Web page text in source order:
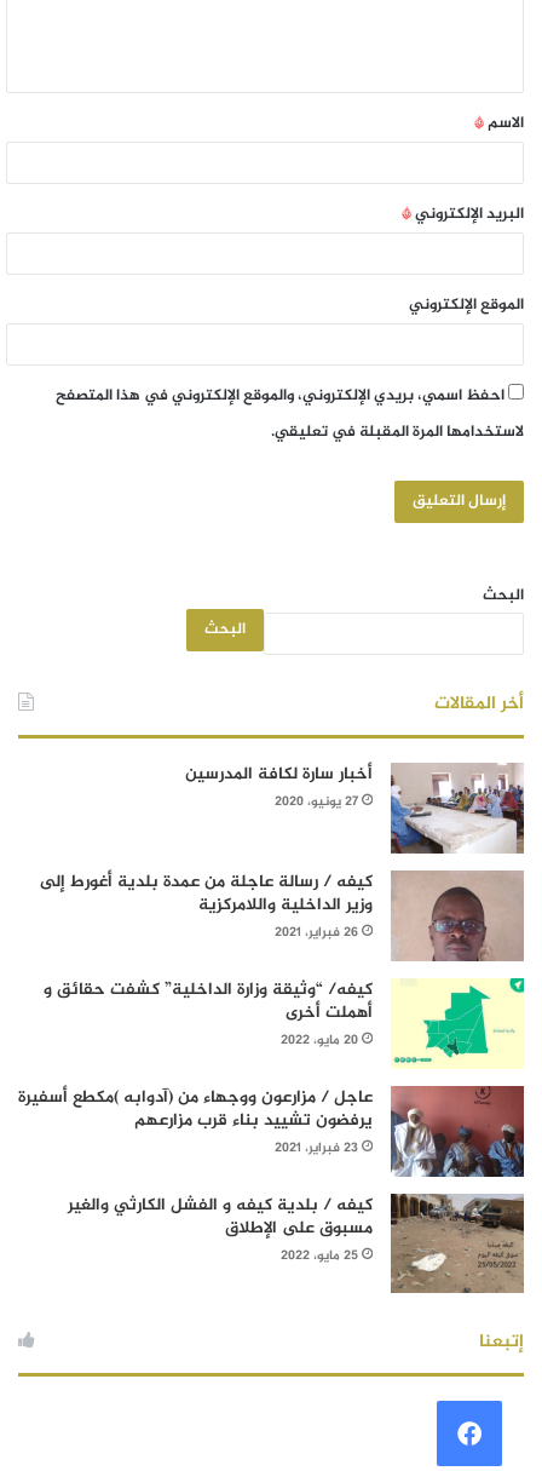
الاسم*
البريد الإلكتروني*
الموقع الإلكتروني
احفظ اسمي، بريدي الإلكتروني، والموقع الإلكتروني في هذا المتصفح
لاستخدامها المرة المقبلة في تعليقي.
البحث
البحث
أخر المقالات
أخبار سارة لكافة المدرسين
27 يونيو، 2020
كيفه / رسالة عاجلة من عمدة بلدية أغورط إلى
وزير الداخلية واللامركزية
26 فبراير، 2021
كيفه/ “وثيقة وزارة الداخلية” كشفت حقائق و
أهملت أخرى
20 مايو، 2022
عاجل / مزارعون ووجهاء من (آدوابه )مكطع أسفيرة
يرفضون تشييد بناء قرب مزارعهم
23 فبراير، 2021
كيفه / بلدية كيفه و الفشل الكارثي والغير
مسبوق على الإطلاق
25 مايو، 2022
إتبعنا